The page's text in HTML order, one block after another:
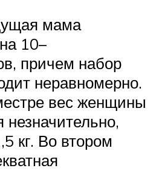
мама
10–
причем набор
неравномерно.
вес женщины
незначительно,
кг. Во втором